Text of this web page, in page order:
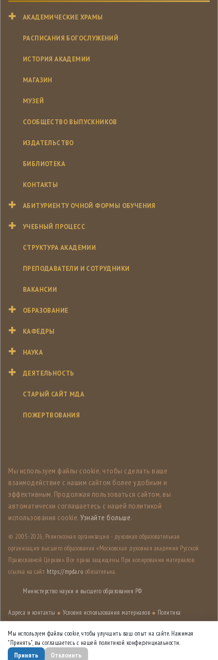
АКАДЕМИЧЕСКИЕ ХРАМЫ
РАСПИСАНИЯ БОГОСЛУЖЕНИЙ
ИСТОРИЯ АКАДЕМИИ
МАГАЗИН
МУЗЕЙ
СООБЩЕСТВО ВЫПУСКНИКОВ
ИЗДАТЕЛЬСТВО
БИБЛИОТЕКА
КОНТАКТЫ
АБИТУРИЕНТУ ОЧНОЙ ФОРМЫ ОБУЧЕНИЯ
УЧЕБНЫЙ ПРОЦЕСС
СТРУКТУРА АКАДЕМИИ
ПРЕПОДАВАТЕЛИ И СОТРУДНИКИ
ВАКАНСИИ
ОБРАЗОВАНИЕ
КАФЕДРЫ
НАУКА
ДЕЯТЕЛЬНОСТЬ
СТАРЫЙ САЙТ МДА
ПОЖЕРТВОВАНИЯ
Мы используем файлы cookie, чтобы сделать ваше
взаимодействие с нашим сайтом более удобным и
эффективным. Продолжая пользоваться сайтом, вы
автоматически соглашаетесь с нашей политикой
использования cookie. Узнайте больше.
© 2005-2026, Религиозная организация - духовная образовательная
организация высшего образования «Московская духовная академия Русской
Православной Церкви». Все права защищены. При копировании материалов
ссылка на сайт https://mpda.ru обязательна.
Министерство науки и высшего образования РФ
Адреса и контакты ● Условия использования материалов ● Политика
конфиденциальности●Карта сайта
Дизайн разработанЛабораторией дизайна НИУ ВШЭ
Мы используем файлы cookie, чтобы улучшить ваш опыт на сайте. Нажимая
"Принять", вы соглашаетесь с нашей политикой конфиденциальности.
Принять Отклонить